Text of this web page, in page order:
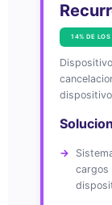
14% DE
cargos